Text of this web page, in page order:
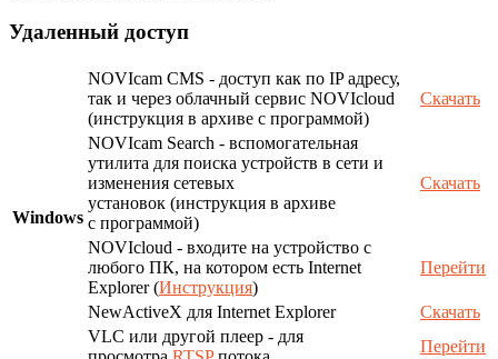
Удаленный доступ
Windows
NOVIcam CMS - доступ как по IP адресу,
так и через облачный сервис NOVIcloud
(инструкция в архиве с программой)
Скачать
NOVIcam Search - вспомогательная
утилита для поиска устройств в сети и
изменения сетевых
установок (инструкция в архиве
с программой)
Скачать
NOVIcloud - входите на устройство с
любого ПК, на котором есть Internet
Explorer (Инструкция)
Перейти
NewActiveX для Internet Explorer
Скачать
VLC или другой плеер - для
Перейти